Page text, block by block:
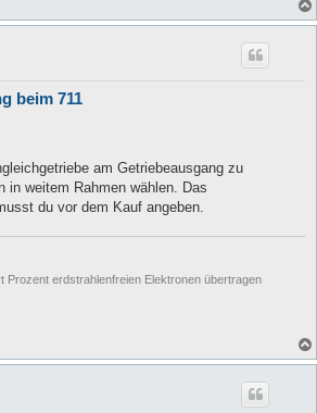
beim 711
am Getriebeausgang zu
in weitem Rahmen wählen. Das
du vor dem Kauf angeben.
Prozent erdstrahlenfreien Elektronen übertragen